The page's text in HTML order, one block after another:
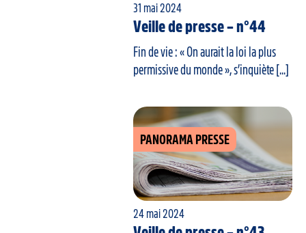
31 mai 2024
Veille de presse – n°44
Fin de vie : « On aurait la loi la plus
permissive du monde », s’inquiète [...]
PANORAMA PRESSE
24 mai 2024